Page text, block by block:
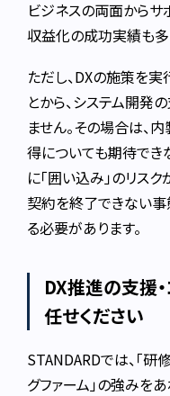
ビジネスの両面からサ
収益化の成功実績も多
ただし、DXの施策を
とから、システム開発
ません。その場合は、
得についても期待でき
に「囲い込み」のリス
契約を終了できない
る必要があります。
DX推進の支援
任せください
STANDARDでは、「研
グファーム」の強みを